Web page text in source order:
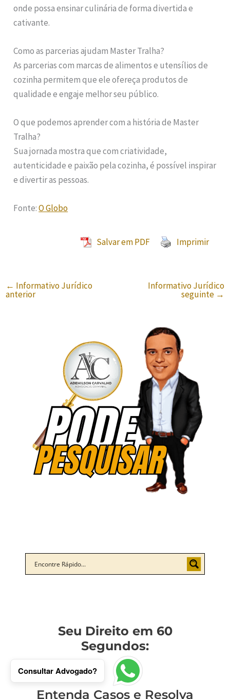
onde possa ensinar culinária de forma divertida e
cativante.
Como as parcerias ajudam Master Tralha?
As parcerias com marcas de alimentos e utensílios de
cozinha permitem que ele ofereça produtos de
qualidade e engaje melhor seu público.
O que podemos aprender com a história de Master
Tralha?
Sua jornada mostra que com criatividade,
autenticidade e paixão pela cozinha, é possível inspirar
e divertir as pessoas.
Fonte:O Globo
Salvar em PDF Imprimir
← Informativo Jurídico
anterior
Informativo Jurídico
seguinte →
Seu Direito em 60
Segundos:
Entenda Casos e Resolva
Consultar Advogado?